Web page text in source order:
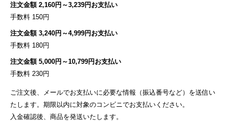
注文金額 2,160円～3,239円お支払い
手数料 150円
注文金額 3,240円～4,999円お支払い
手数料 180円
注文金額 5,000円～10,799円お支払い
手数料 230円
ご注文後、メールでお支払いに必要な情報（振込番号など）を送信い
たします。期限以内に対象のコンビニでお支払いください。
入金確認後、商品を発送いたします。